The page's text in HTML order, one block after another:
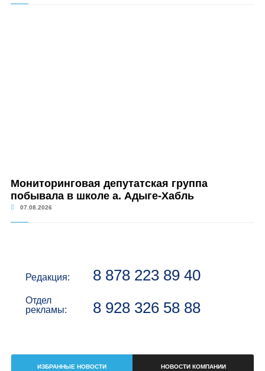
Мониторинговая депутатская группа
побывала в школе а. Адыге-Хабль
07.08.2026
Редакция: 8 878 223 89 40
Отдел
рекламы:
8 928 326 58 88
ИЗБРАННЫЕ НОВОСТИ НОВОСТИ КОМПАНИИ